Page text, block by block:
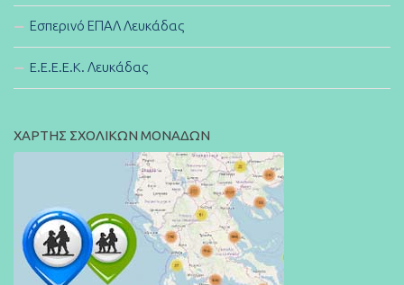
Εσπερινό ΕΠΑΛ Λευκάδας
E.E.E.E.K. Λευκάδας
ΧΑΡΤΗΣ ΣΧΟΛΙΚΩΝ ΜΟΝΑΔΩΝ